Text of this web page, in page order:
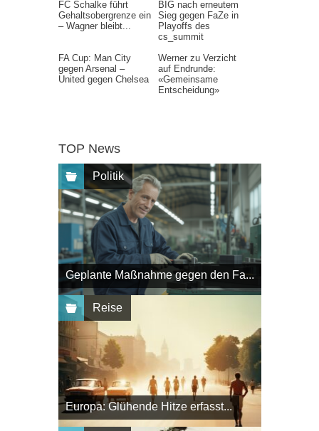
FC Schalke führt
Gehaltsobergrenze ein
– Wagner bleibt...
BIG nach erneutem
Sieg gegen FaZe in
Playoffs des
cs_summit
FA Cup: Man City
gegen Arsenal –
United gegen Chelsea
Werner zu Verzicht
auf Endrunde:
«Gemeinsame
Entscheidung»
TOP News
Politik
Geplante Maßnahme gegen den Fa...
Reise
Europa: Glühende Hitze erfasst...